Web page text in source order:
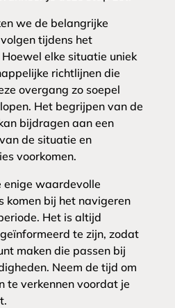
we de belangrijke
tijdens het
elke situatie uniek
richtlijnen die
overgang zo soepel
Het begrijpen van de
bijdragen aan een
de situatie en
voorkomen.
enige waardevolle
komen bij het navigeren
Het is altijd
te zijn, zodat
maken die passen bij
Neem de tijd om
te verkennen voordat je